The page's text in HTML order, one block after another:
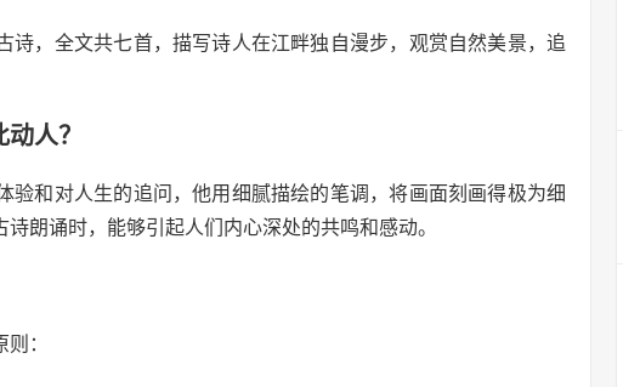
诗，全文共七首，描写诗人在江畔独自漫步，观赏自然美景，追
人？
验和对人生的追问，他用细腻描绘的笔调，将画面刻画得极为细
朗诵时，能够引起人们内心深处的共鸣和感动。
：